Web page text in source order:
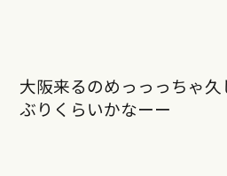
大阪来るのめっっっちゃ
ぶりくらいかなーー